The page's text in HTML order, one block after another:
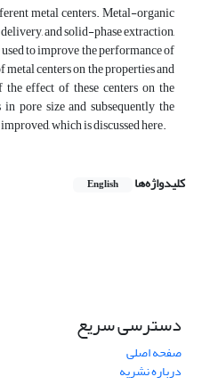
metal centers. Metal-organic
and solid-phase extraction,
to improve the performance of
centers on the properties and
effect of these centers on the
pore size and subsequently the
which is discussed here.
کلیدواژه‌ها English
دسترسی سریع
صفحه اصلی
درباره نشریه